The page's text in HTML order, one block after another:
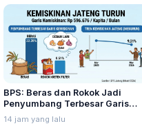
BPS: Beras dan Rokok Jadi
Penyumbang Terbesar Garis
Kemiskinan di Jateng
14 jam yang lalu